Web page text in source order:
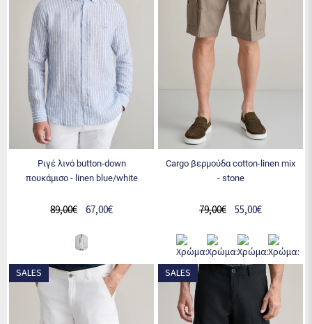
ριγέ λινό button-down
πουκάμισο - linen blue/white
67,00€
89,00€
cargo βερμούδα cotton-linen mix
- stone
55,00€
79,00€
SALES SALES